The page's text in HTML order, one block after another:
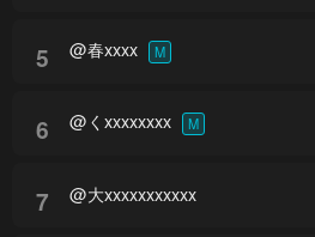
5 @春xxxx M
6 @くxxxxxxxx M
7 @大xxxxxxxxxxx